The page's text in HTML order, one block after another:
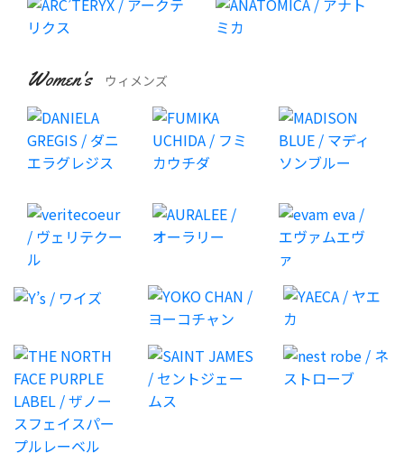
Women's ウィメンズ